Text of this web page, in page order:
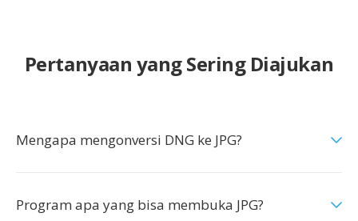
Pertanyaan yang Sering Diajukan
Mengapa mengonversi DNG ke JPG?
Program apa yang bisa membuka JPG?